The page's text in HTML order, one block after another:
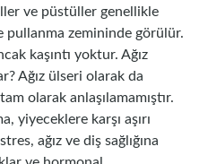
ve püstüller genellikle
pullanma zemininde görülür.
kaşıntı yoktur. Ağız
Ağız ülseri olarak da
olarak anlaşılamamıştır.
yiyeceklere karşı aşırı
ağız ve diş sağlığına